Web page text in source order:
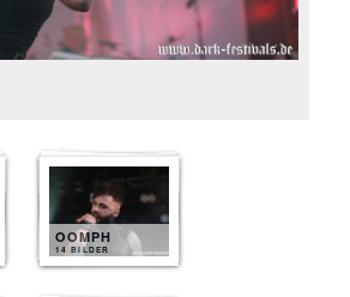
OOMPH
14 BILDER